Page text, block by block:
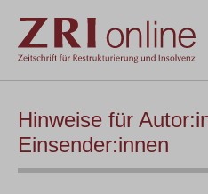
Hinweise für
Einsender:innen